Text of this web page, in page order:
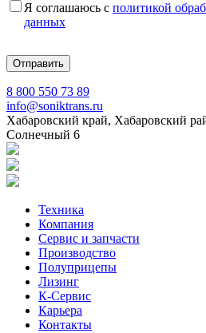
Я соглашаюсь с политикой
данных
8 800 550 73 89
info@soniktrans.ru
Хабаровский край, Хабаровский
Солнечный 6
Техника
Компания
Сервис и запчасти
Производство
Полуприцепы
Лизинг
К-Сервис
Карьера
Контакты